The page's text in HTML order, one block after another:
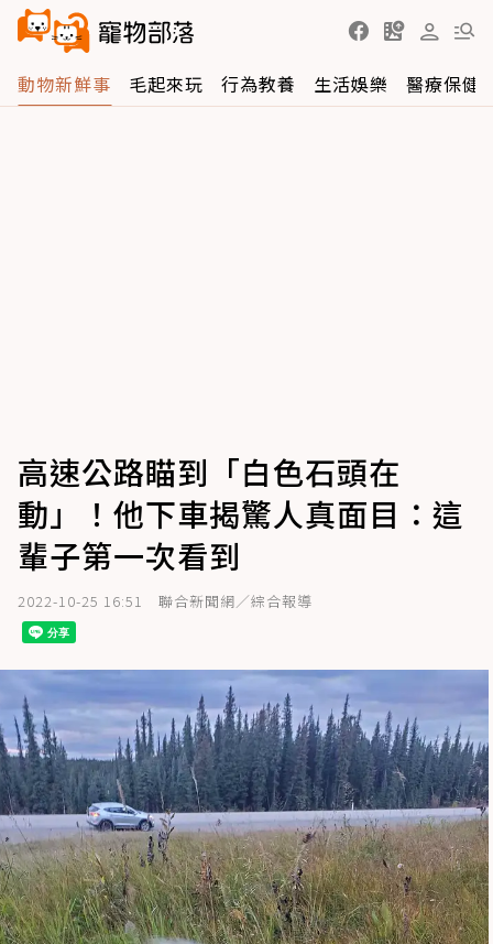
動物新鮮事 毛起來玩 行為教養 生活娛樂 醫療保健
高速公路瞄到「白色石頭在
動」！他下車揭驚人真面目：這
輩子第一次看到
2022-10-25 16:51 聯合新聞網／綜合報導